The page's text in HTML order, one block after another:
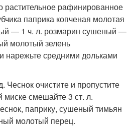
растительное рафинированное
паприка копченая молотая
— 1 ч. л. розмарин сушеный —
молотый зелень
нарежьте средними дольками
Чеснок очистите и пропустите
миске смешайте 3 ст. л.
паприку, сушеный тимьян
молотый перец.